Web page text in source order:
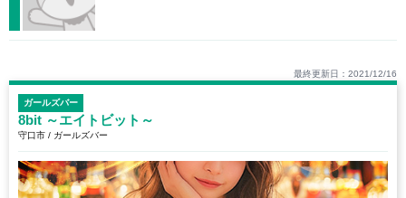
最終更新日：2021/12/16
ガールズバー
8bit ～エイトビット～
守口市 / ガールズバー